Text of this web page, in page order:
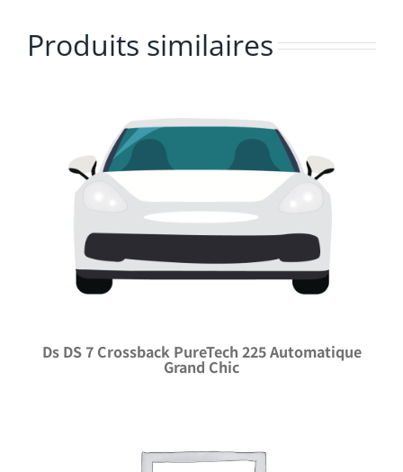
Produits similaires
Ds DS 7 Crossback PureTech 225 Automatique
Grand Chic